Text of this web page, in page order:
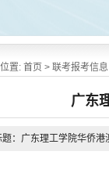
置: 首页 > 联考报考信息
广东
题：广东理工学院华侨